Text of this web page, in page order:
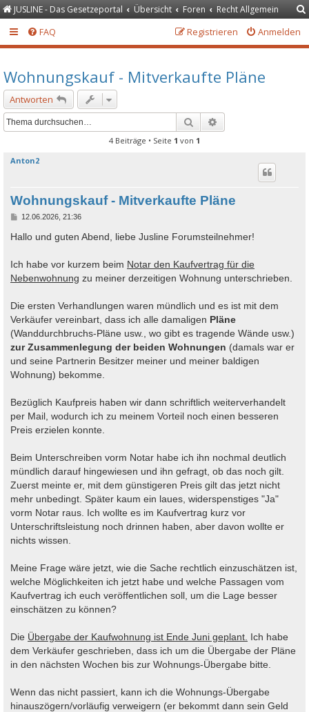
JUSLINE - Das Gesetzeportal Übersicht Foren Recht Allgemein
FAQ Anmelden
Registrieren
Wohnungskauf - Mitverkaufte Pläne
Antworten
Suche
4 Beiträge • Seite 1 von 1
Anton2
Wohnungskauf - Mitverkaufte Pläne
B
i
t
a
g
12.06.2026, 21:36
Hallo und guten Abend, liebe Jusline Forumsteilnehmer!
Ich habe vor kurzem beim Notar den Kaufvertrag für die
Nebenwohnung zu meiner derzeitigen Wohnung unterschrieben.
Die ersten Verhandlungen waren mündlich und es ist mit dem
Verkäufer vereinbart, dass ich alle damaligen Pläne
(Wanddurchbruchs-Pläne usw., wo gibt es tragende Wände usw.)
zur Zusammenlegung der beiden Wohnungen (damals war er
und seine Partnerin Besitzer meiner und meiner baldigen
Wohnung) bekomme.
Bezüglich Kaufpreis haben wir dann schriftlich weiterverhandelt
per Mail, wodurch ich zu meinem Vorteil noch einen besseren
Preis erzielen konnte.
Beim Unterschreiben vorm Notar habe ich ihn nochmal deutlich
mündlich darauf hingewiesen und ihn gefragt, ob das noch gilt.
Zuerst meinte er, mit dem günstigeren Preis gilt das jetzt nicht
mehr unbedingt. Später kaum ein laues, widerspenstiges "Ja"
vorm Notar raus. Ich wollte es im Kaufvertrag kurz vor
Unterschriftsleistung noch drinnen haben, aber davon wollte er
nichts wissen.
Meine Frage wäre jetzt, wie die Sache rechtlich einzuschätzen ist,
welche Möglichkeiten ich jetzt habe und welche Passagen vom
Kaufvertrag ich euch veröffentlichen soll, um die Lage besser
einschätzen zu können?
Die Übergabe der Kaufwohnung ist Ende Juni geplant. Ich habe
dem Verkäufer geschrieben, dass ich um die Übergabe der Pläne
in den nächsten Wochen bis zur Wohnungs-Übergabe bitte.
Wenn das nicht passiert, kann ich die Wohnungs-Übergabe
hinauszögern/vorläufig verweigern (er bekommt dann sein Geld